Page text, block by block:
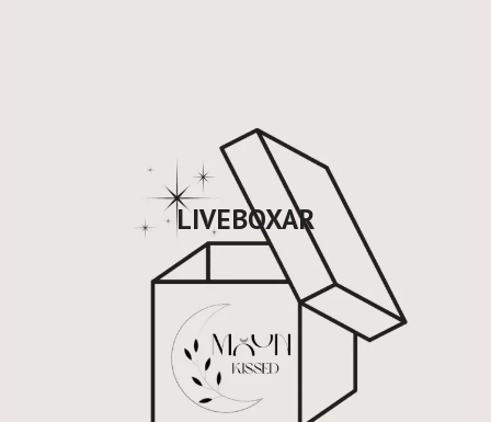
LIVEBOXAR